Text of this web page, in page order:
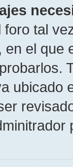
tal
en el
ubicado